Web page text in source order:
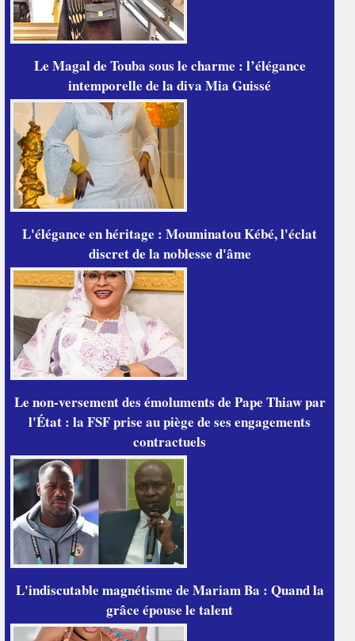
Le Magal de Touba sous le charme : l’élégance
intemporelle de la diva Mia Guissé
L'élégance en héritage : Mouminatou Kébé, l'éclat
discret de la noblesse d'âme
Le non-versement des émoluments de Pape Thiaw par
l'État : la FSF prise au piège de ses engagements
contractuels
L'indiscutable magnétisme de Mariam Ba : Quand la
grâce épouse le talent